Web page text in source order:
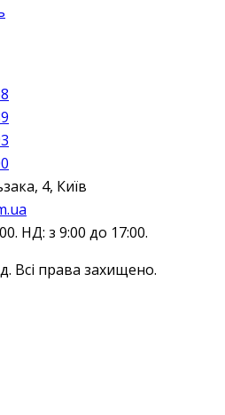
4, Київ
НД: з 9:00 до 17:00.
Всі права захищено.